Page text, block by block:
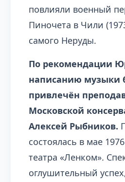
повлияли военный
Пиночета в Чили
самого Неруды.
По рекомендации
написанию музыки
привлечён
Московской
Алексей Рыбников.
состоялась в мае
театра «Ленком».
оглушительный